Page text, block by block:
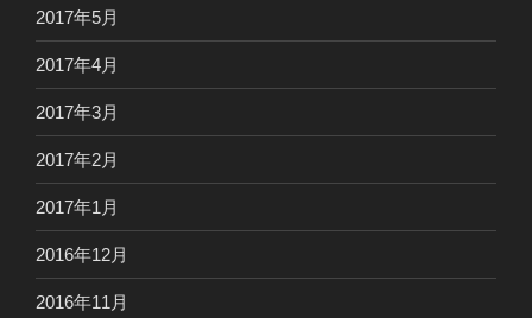
2017年5月
2017年4月
2017年3月
2017年2月
2017年1月
2016年12月
2016年11月